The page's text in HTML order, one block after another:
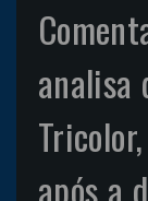
analisa
após a